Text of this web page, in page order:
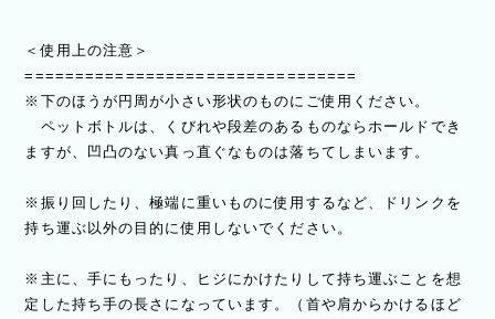
＜使用上の注意＞
=================================
※下のほうが円周が小さい形状のものにご使用ください。
ペットボトルは、くびれや段差のあるものならホールドでき
ますが、凹凸のない真っ直ぐなものは落ちてしまいます。
※振り回したり、極端に重いものに使用するなど、ドリンクを
持ち運ぶ以外の目的に使用しないでください。
※主に、手にもったり、ヒジにかけたりして持ち運ぶことを想
定した持ち手の長さになっています。（首や肩からかけるほど